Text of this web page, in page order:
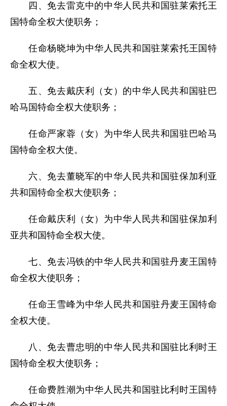
四、免去雷克中的中华人民共和国驻莱索托王
国特命全权大使职务；
任命杨晓坤为中华人民共和国驻莱索托王国特
命全权大使。
五、免去戴庆利（女）的中华人民共和国驻巴
哈马国特命全权大使职务；
任命严家蓉（女）为中华人民共和国驻巴哈马
国特命全权大使。
六、免去董晓军的中华人民共和国驻保加利亚
共和国特命全权大使职务；
任命戴庆利（女）为中华人民共和国驻保加利
亚共和国特命全权大使。
七、免去冯铁的中华人民共和国驻丹麦王国特
命全权大使职务；
任命王雪峰为中华人民共和国驻丹麦王国特命
全权大使。
八、免去曹忠明的中华人民共和国驻比利时王
国特命全权大使职务；
任命费胜潮为中华人民共和国驻比利时王国特